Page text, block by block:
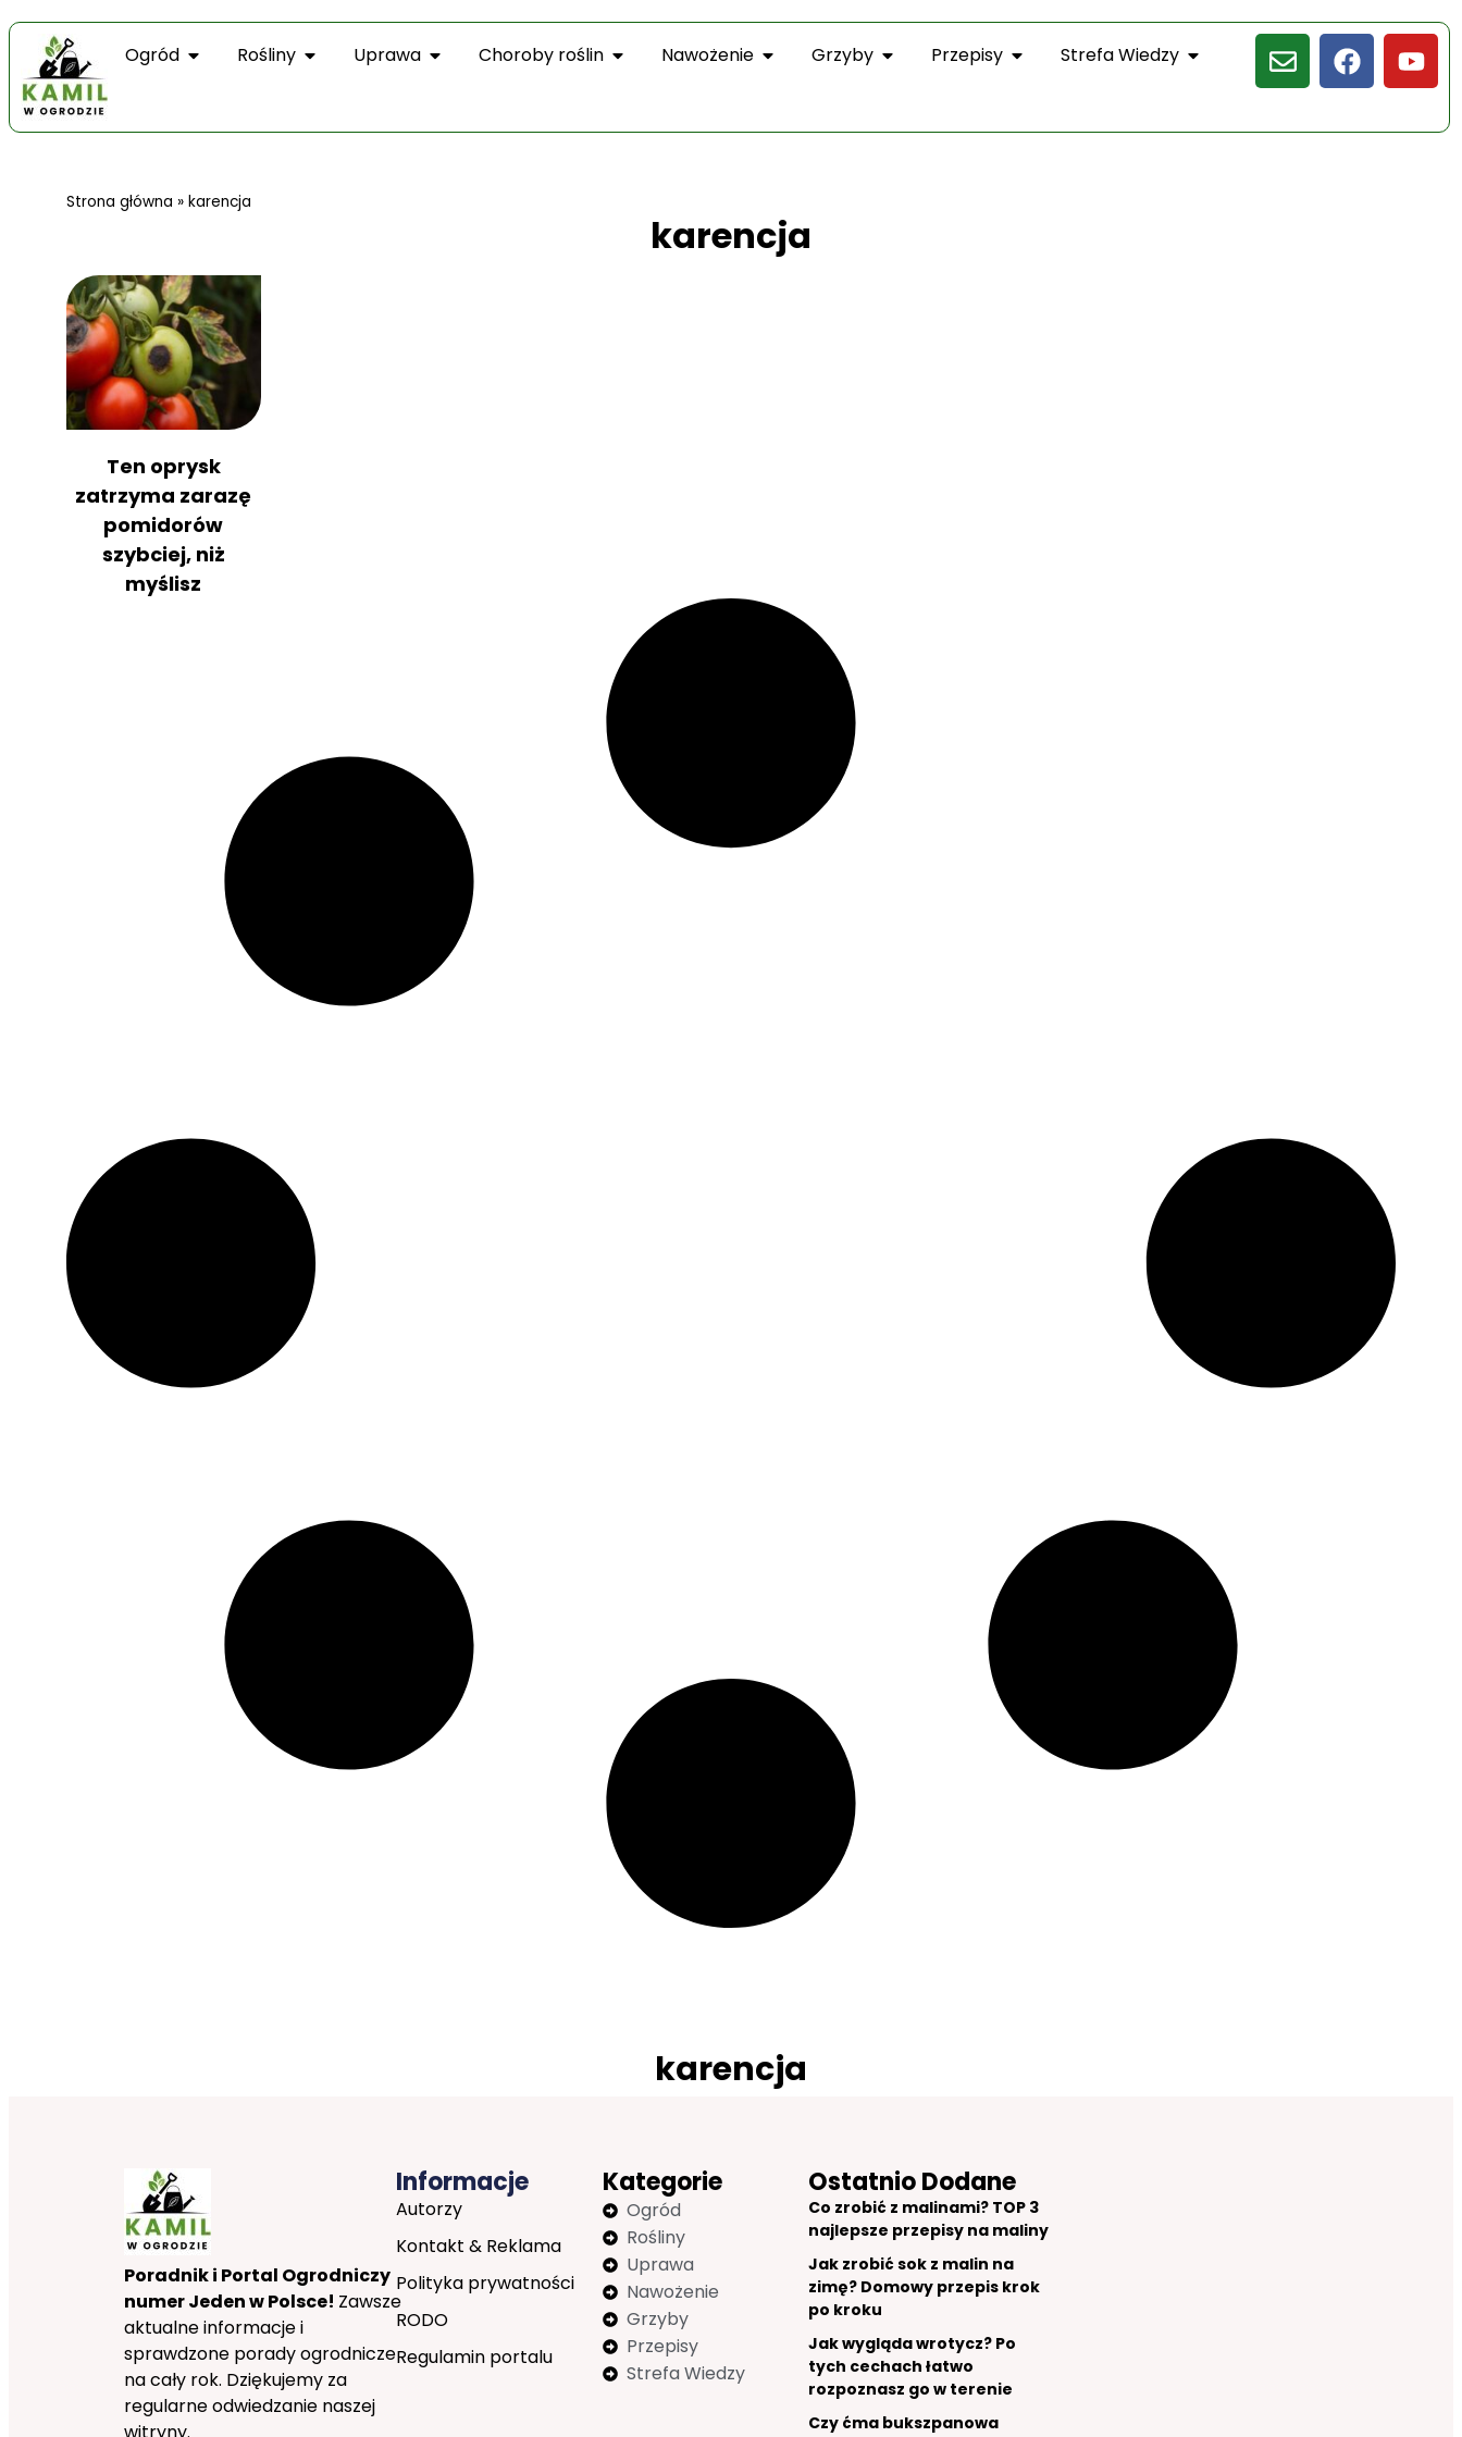
Ogród Rośliny Uprawa Choroby roślin Nawożenie Grzyby Przepisy Strefa Wiedzy
Strona główna »karencja
karencja
Ten oprysk
zatrzyma zarazę
pomidorów
szybciej, niż
myślisz
karencja
Poradnik i Portal Ogrodniczy
numer Jeden w Polsce! Zawsze
aktualne informacje i
sprawdzone porady ogrodnicze
na cały rok. Dziękujemy za
regularne odwiedzanie naszej
Informacje
Autorzy
Kontakt & Reklama
Polityka prywatności
RODO
Regulamin portalu
Kategorie
Ogród
Rośliny
Uprawa
Nawożenie
Grzyby
Przepisy
Strefa Wiedzy
Ostatnio Dodane
Co zrobić z malinami? TOP 3
najlepsze przepisy na maliny
Jak zrobić sok z malin na
zimę? Domowy przepis krok
po kroku
Jak wygląda wrotycz? Po
tych cechach łatwo
rozpoznasz go w terenie
Czy ćma bukszpanowa